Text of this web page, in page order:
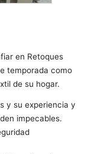
en Retoques
temporada como
de su hogar.
y su experiencia y
impecables.